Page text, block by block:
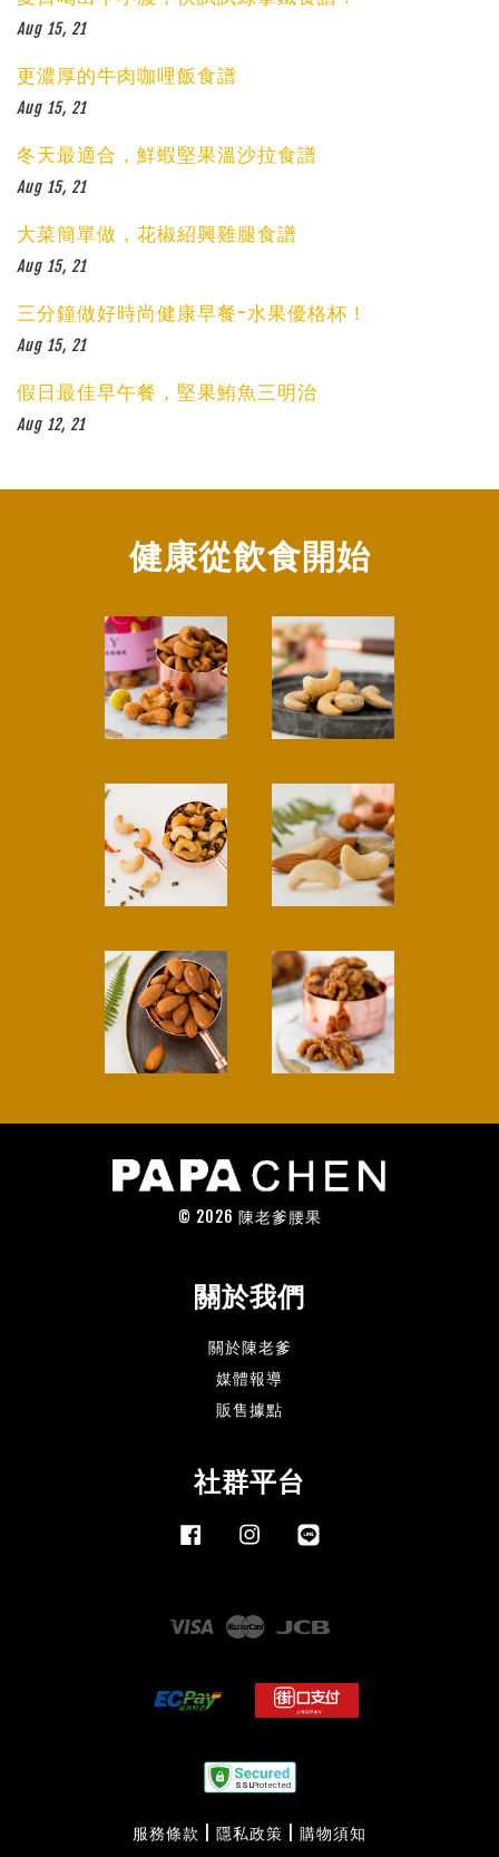
Aug 15, 21
更濃厚的牛肉咖哩飯食譜
Aug 15, 21
冬天最適合，鮮蝦堅果溫沙拉食譜
Aug 15, 21
大菜簡單做，花椒紹興雞腿食譜
Aug 15, 21
三分鐘做好時尚健康早餐-水果優格杯！
Aug 15, 21
假日最佳早午餐，堅果鮪魚三明治
Aug 12, 21
健康從飲食開始
© 2026 陳老爹腰果
關於我們
關於陳老爹
媒體報導
販售據點
社群平台
Facebook Instagram
Visa Master
服務條款 隱私政策 購物須知